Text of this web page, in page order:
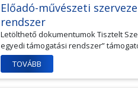
Előadó-művészeti
rendszer
Letölthető dokumentumok Tisztelt
egyedi támogatási rendszer”
TOVÁBB